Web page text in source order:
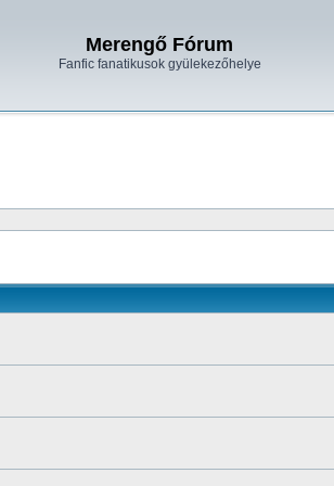
Merengő Fórum
Fanfic fanatikusok gyülekezőhelye